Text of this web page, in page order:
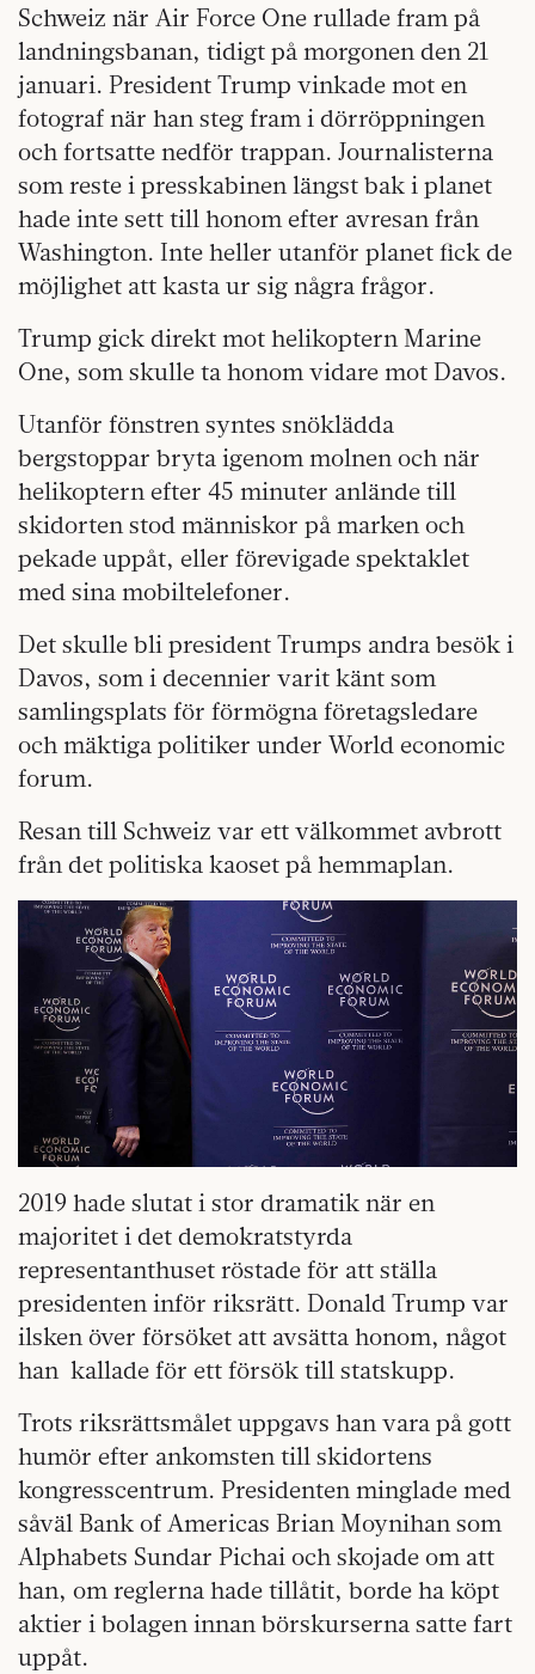
Schweiz när Air Force One rullade fram på
landningsbanan, tidigt på morgonen den 21
januari. President Trump vinkade mot en
fotograf när han steg fram i dörröppningen
och fortsatte nedför trappan. Journalisterna
som reste i presskabinen längst bak i planet
hade inte sett till honom efter avresan från
Washington. Inte heller utanför planet fick de
möjlighet att kasta ur sig några frågor.
Trump gick direkt mot helikoptern Marine
One, som skulle ta honom vidare mot Davos.
Utanför fönstren syntes snöklädda
bergstoppar bryta igenom molnen och när
helikoptern efter 45 minuter anlände till
skidorten stod människor på marken och
pekade uppåt, eller förevigade spektaklet
med sina mobiltelefoner.
Det skulle bli president Trumps andra besök i
Davos, som i decennier varit känt som
samlingsplats för förmögna företagsledare
och mäktiga politiker under World economic
forum.
Resan till Schweiz var ett välkommet avbrott
från det politiska kaoset på hemmaplan.
2019 hade slutat i stor dramatik när en
majoritet i det demokratstyrda
representanthuset röstade för att ställa
presidenten inför riksrätt. Donald Trump var
ils­ken över försöket att avsätta honom, något
han kal­lade för ett försök till statskupp.
Trots riksrättsmålet uppgavs han vara på gott
humör efter ankomsten till skidortens
kongresscentrum. Presidenten minglade med
såväl Bank of Americas Brian Moynihan som
Alphabets Sundar Pichai och skojade om att
han, om reglerna hade tillåtit, borde ha köpt
aktier i bolagen innan börskurserna satte fart
uppåt.